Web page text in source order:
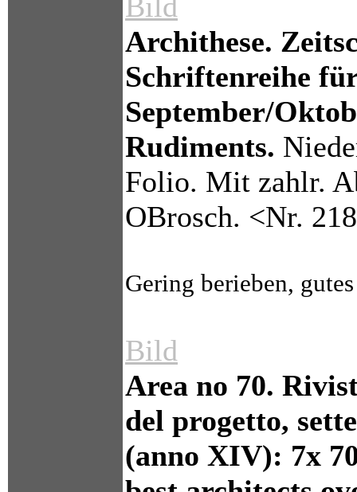
Archithese.
Schriftenreihe
September/
Rudiments.
Folio. Mit zahlr.
OBrosch. <Nr.
Gering berieben,
Bild
Area no 70.
del progetto,
(anno XIV): 7x